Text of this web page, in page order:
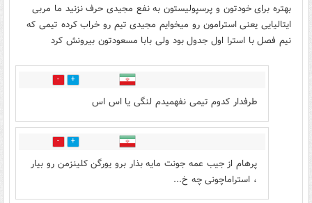
بهتره برای خودتون و پرسپولیستون به نفع مجیدی حرف نزنید ما مربی
ایتالیایی یعنی استرامون رو میخوایم مجیدی تیم رو خراب کرده تیمی که
نیم فصل با استرا اول جدول بود ولی بابا مسعودتون بیرونش کرد
4
طرفدار کدوم تیمی نفهمیدم لنگی یا اس اس
1
پرهام از جیب عمه جونت مایه بذار برو یورگن کلینزمن رو بیار
، استراماچونی چه خ...